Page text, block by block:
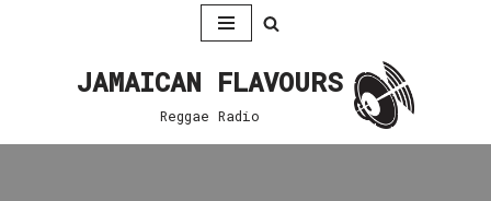
JAMAICAN FLAVOURS
Reggae Radio